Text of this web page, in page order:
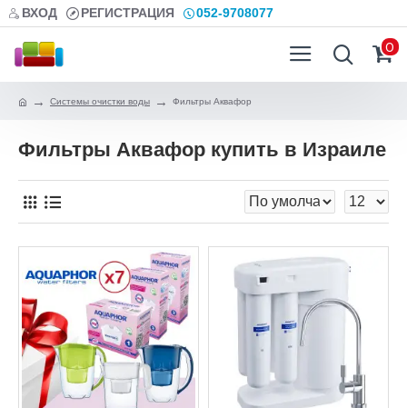
ВХОД РЕГИСТРАЦИЯ 052-9708077
0
Системы очистки воды Фильтры Аквафор
Фильтры Аквафор купить в Израиле